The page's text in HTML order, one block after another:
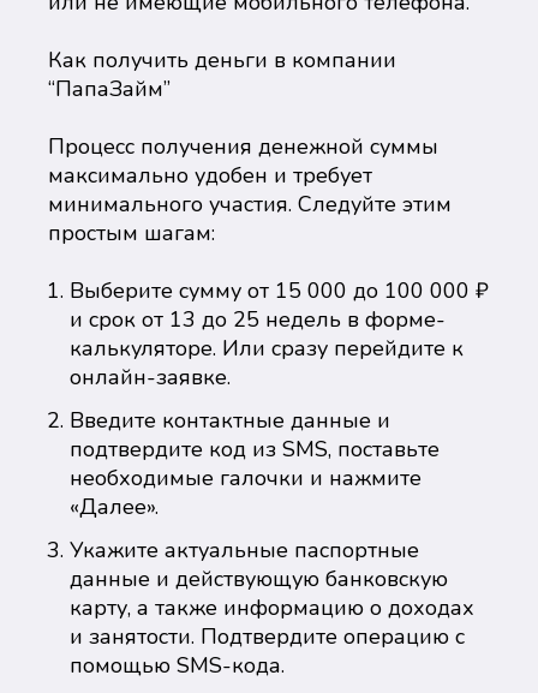
Как получить деньги в компании
“ПапаЗайм”
Процесс получения денежной суммы
максимально удобен и требует
минимального участия. Следуйте этим
простым шагам:
Выберите сумму от 15 000 до 100 000 ₽
и срок от 13 до 25 недель в форме-
калькуляторе. Или сразу перейдите к
онлайн-заявке.
Введите контактные данные и
подтвердите код из SMS, поставьте
необходимые галочки и нажмите
«Далее».
Укажите актуальные паспортные
данные и действующую банковскую
карту, а также информацию о доходах
и занятости. Подтвердите операцию с
помощью SMS-кода.